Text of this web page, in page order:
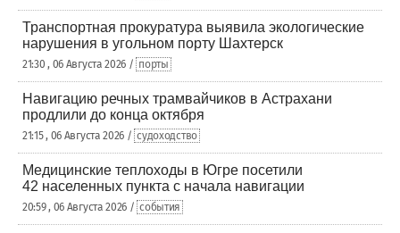
Транспортная прокуратура выявила экологические
нарушения в угольном порту Шахтерск
21:30 , 06 Августа 2026 / порты
Навигацию речных трамвайчиков в Астрахани
продлили до конца октября
21:15 , 06 Августа 2026 / судоходство
Медицинские теплоходы в Югре посетили
42 населенных пункта с начала навигации
20:59 , 06 Августа 2026 / события